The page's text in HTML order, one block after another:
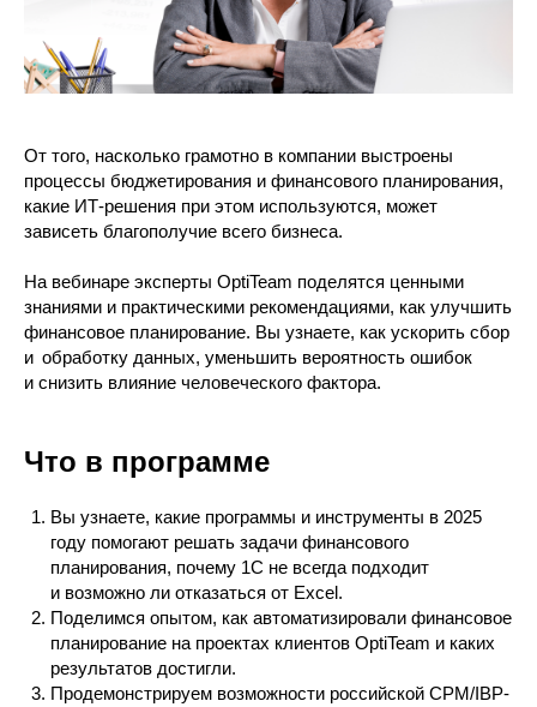
От того, насколько грамотно в компании выстроены
процессы бюджетирования и финансового планирования,
какие ИТ-решения при этом используются, может
зависеть благополучие всего бизнеса.
На вебинаре эксперты OptiTeam поделятся ценными
знаниями и практическими рекомендациями, как улучшить
финансовое планирование. Вы узнаете, как ускорить сбор
и обработку данных, уменьшить вероятность ошибок
и снизить влияние человеческого фактора.
Что в программе
Вы узнаете, какие программы и инструменты в 2025
году помогают решать задачи финансового
планирования, почему 1С не всегда подходит
и возможно ли отказаться от Excel.
Поделимся опытом, как автоматизировали финансовое
планирование на проектах клиентов OptiTeam и каких
результатов достигли.
Продемонстрируем возможности российской CPM/IBP-